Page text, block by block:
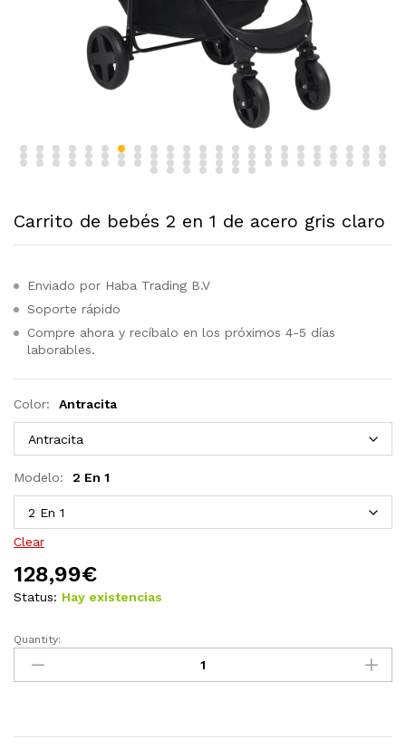
Carrito de bebés 2 en 1 de acero gris claro
Enviado por Haba Trading B.V
Soporte rápido
Compre ahora y recíbalo en los próximos 4-5 días
laborables.
Color: Antracita
Modelo: 2 En 1
Clear
128,99€
Status: Hay existencias
Carrito
bebés
Quantity: